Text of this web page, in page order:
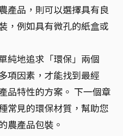
產品，則可以選擇具有良
，例如具有微孔的紙盒或
純地追求「環保」兩個
項因素，才能找到最經
品特性的方案。 下一個章
常見的環保材質，幫助您
農產品包裝。